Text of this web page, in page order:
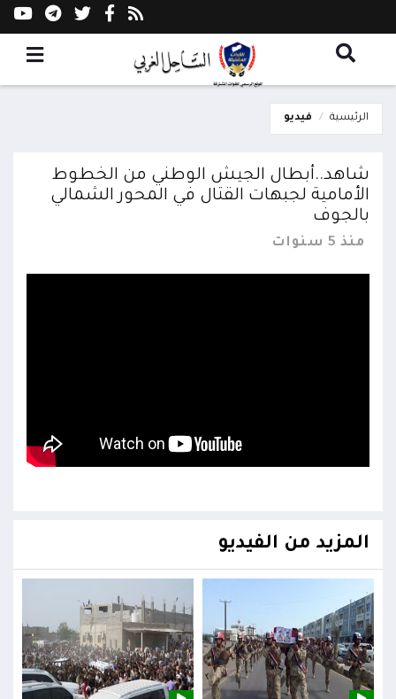
الرئيسية فيديو
شاهد..أبطال الجيش الوطني من الخطوط
الأمامية لجبهات القتال في المحور الشمالي
بالجوف
منذ 5 سنوات
المزيد من الفيديو